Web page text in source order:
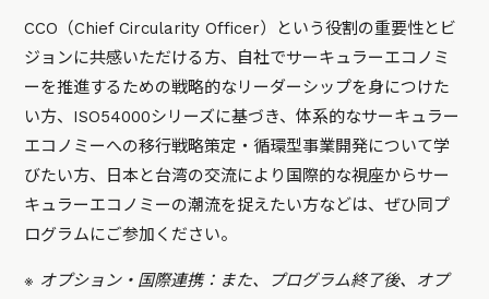
CCO（Chief Circularity Officer）という役割の重要性とビ
ジョンに共感いただける方、自社でサーキュラーエコノミ
ーを推進するための戦略的なリーダーシップを身につけた
い方、ISO54000シリーズに基づき、体系的なサーキュラー
エコノミーへの移行戦略策定・循環型事業開発について学
びたい方、日本と台湾の交流により国際的な視座からサー
キュラーエコノミーの潮流を捉えたい方などは、ぜひ同プ
ログラムにご参加ください。
※ オプション・国際連携：また、プログラム終了後、オプ